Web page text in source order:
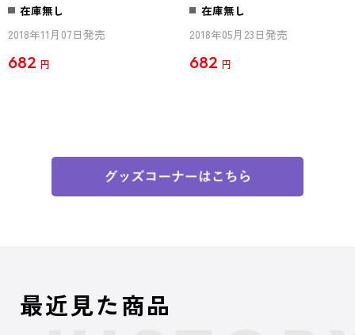
在庫無し
2018年11月07日発売
682 円
在庫無し
2018年05月23日発売
682 円
最近見た商品